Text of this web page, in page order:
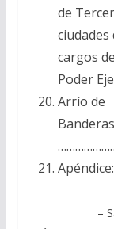
de
cargos
Poder
Arrío de
Apéndice:
–